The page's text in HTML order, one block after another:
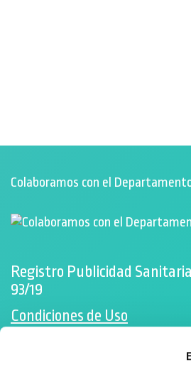
Colaboramos con el
Registro Publicidad
93/19
Condiciones de Uso